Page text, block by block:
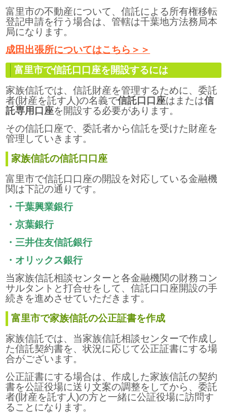
富里市の不動産について、信託による所有権移転
登記申請を行う場合は、管轄は千葉地方法務局本
局になります。
成田出張所についてはこちら＞＞
富里市で信託口口座を開設するには
家族信託では、信託財産を管理するために、委託
者(財産を託す人)の名義で信託口口座はまたは信
託専用口座を開設する必要があります。
その信託口座で、委託者から信託を受けた財産を
管理していきます。
家族信託の信託口口座
富里市で信託口口座の開設を対応している金融機
関は下記の通りです。
・千葉興業銀行
・京葉銀行
・三井住友信託銀行
・オリックス銀行
当家族信託相談センターと各金融機関の財務コン
サルタントと打合せをして、信託口口座開設の手
続きを進めさせていただきます。
富里市で家族信託の公正証書を作成
家族信託では、当家族信託相談センターで作成し
た信託契約書を、状況に応じて公正証書にする場
合がございます。
公正証書にする場合は、作成した家族信託の契約
書を公証役場に送り文案の調整をしてから、委託
者(財産を託す人)の方と一緒に公証役場に訪問す
ることになります。